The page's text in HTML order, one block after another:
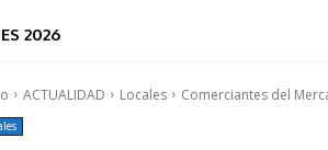
2026
ACTUALIDAD Locales Comerciantes del